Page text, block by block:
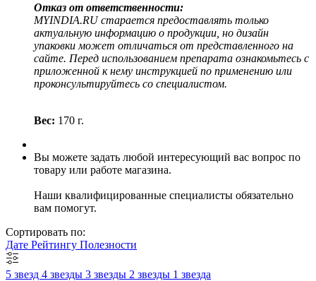
Отказ от ответственности:
MYINDIA.RU старается предоставлять только
актуальную информацию о продукции, но дизайн
упаковки может отличаться от представленного на
сайте. Перед использованием препарата ознакомьтесь с
приложенной к нему инструкцией по применению или
проконсультируйтесь со специалистом.
Вес: 170 г.
Вы можете задать любой интересующий вас вопрос по
товару или работе магазина.
Наши квалифицированные специалисты обязательно
вам помогут.
Сортировать по:
Дате Рейтингу Полезности
5 звезд 4 звезды 3 звезды 2 звезды 1 звезда